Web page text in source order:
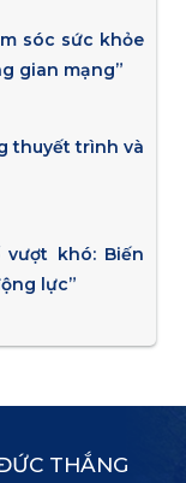
sóc sức khỏe
gian mạng”
thuyết trình và
vượt khó: Biến
lực”
THẮNG